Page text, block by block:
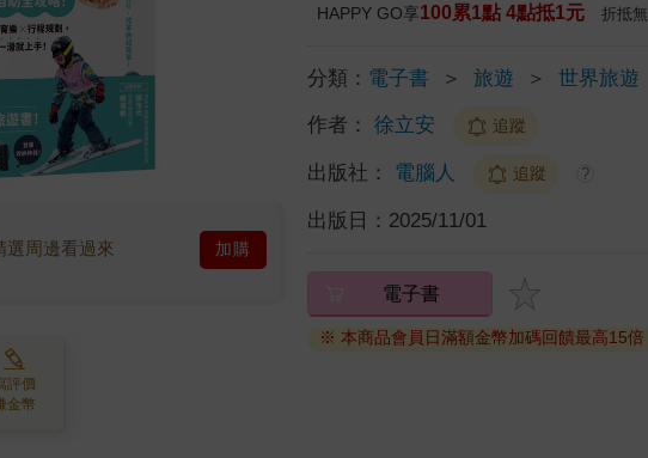
周邊看過來 加購
評價
金幣
HAPPY GO享100累1點 4點抵1元 折抵
分類： 電子書 ＞ 旅遊 ＞ 世界旅遊
作者： 徐立安 追蹤
出版社： 電腦人 追蹤 ?
出版日： 2025/11/01
電子書
※ 本商品會員日滿額金幣加碼回饋最高15倍